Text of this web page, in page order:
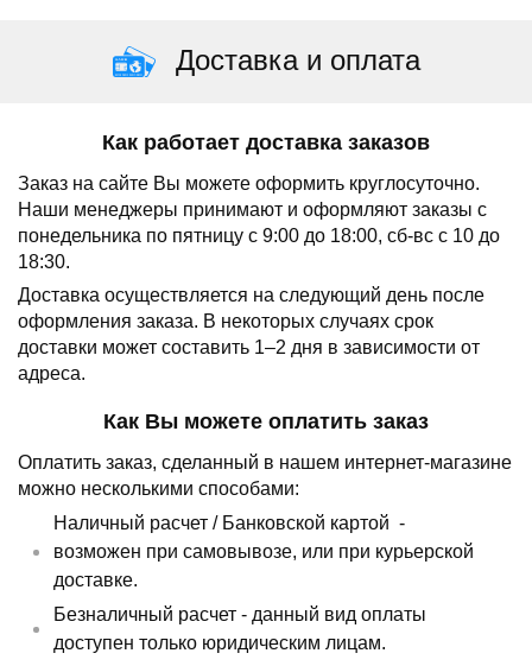
Доставка и оплата
Как работает доставка заказов
Заказ на сайте Вы можете оформить круглосуточно.
Наши менеджеры принимают и оформляют заказы с
понедельника по пятницу с 9:00 до 18:00, сб-вс с 10 до
18:30.
Доставка осуществляется на следующий день после
оформления заказа. В некоторых случаях срок
доставки может составить 1–2 дня в зависимости от
адреса.
Как Вы можете оплатить заказ
Оплатить заказ, сделанный в нашем интернет-магазине
можно несколькими способами:
Наличный расчет / Банковской картой -
возможен при самовывозе, или при курьерской
доставке.
Безналичный расчет - данный вид оплаты
доступен только юридическим лицам.